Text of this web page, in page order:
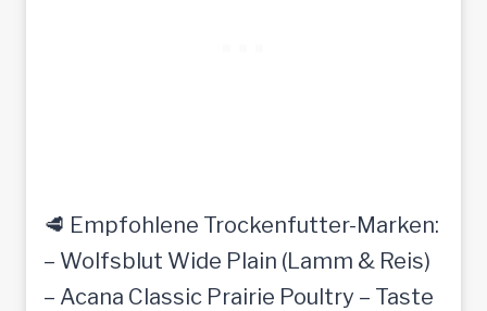
🥩 Empfohlene Trockenfutter-Marken:
– Wolfsblut Wide Plain (Lamm & Reis)
– Acana Classic Prairie Poultry – Taste